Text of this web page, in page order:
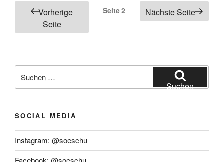
Seitennummerierung
Beiträge
Vorherige
Seite
Seite2 Nächste Seite
nach:
Suchen
SOCIAL MEDIA
Instagram: @soeschu